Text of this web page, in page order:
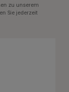
zu unserem
Sie jederzeit